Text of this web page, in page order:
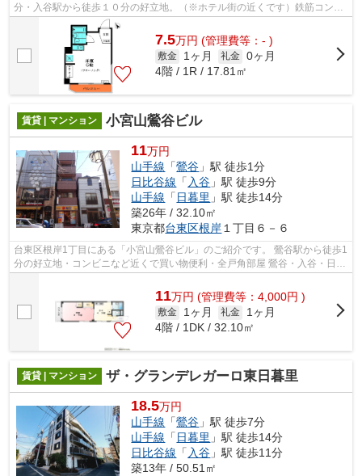
分・入谷駅から徒歩１０分の好立地。（※ホテル街の近くです）鉄筋コンク
リート造の外観タイル張りマンション...
7.5万円 (管理費等：- )
敷金 1ヶ月 礼金 0ヶ月
4階 / 1R / 17.81㎡
賃貸 | マンション 小宮山鶯谷ビル
11万円
山手線 「鶯谷 」駅 徒歩1分
日比谷線 「 入谷 」駅 徒歩9分
山手線 「日暮里 」駅 徒歩14分
築26年 / 32.10㎡
東京都台東区根岸 １丁目６－６
台東区根岸1丁目にある「小宮山鶯谷ビル」のご紹介です。 鶯谷駅から徒歩1
分の好立地・コンビニなど近くで買い物便利・全戸角部屋 鶯谷・入谷・日暮
里・三ノ輪の賃貸のことなら1940...
11万円 (管理費等：4,000円 )
敷金 1ヶ月 礼金
1ヶ月
4階 / 1DK / 32.10㎡
賃貸 | マンション ザ・グランデレガーロ東日暮里
18.5万円
山手線 「鶯谷 」駅 徒歩7分
山手線 「 日暮里 」駅 徒歩14分
日比谷線 「 入谷 」駅 徒歩11分
築13年 / 50.51㎡